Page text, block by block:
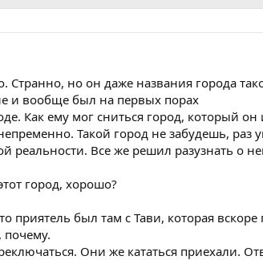
но он даже названия города
и вообще был на первых порах
Как ему мог сниться город, который
Такой город не забудешь, раз
реальности. Все же решил разузнать о
город, хорошо?
приятель был там с Тави, которая вскоре
почему.
Они же кататься приехали.